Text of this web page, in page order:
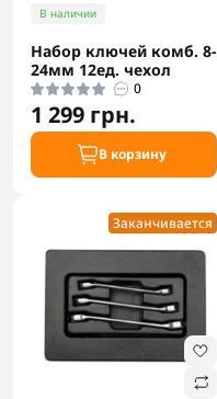
В наличии
Набор ключей комб. 8-
24мм 12ед. чехол
0
1 299 грн.
В корзину
Заканчивается